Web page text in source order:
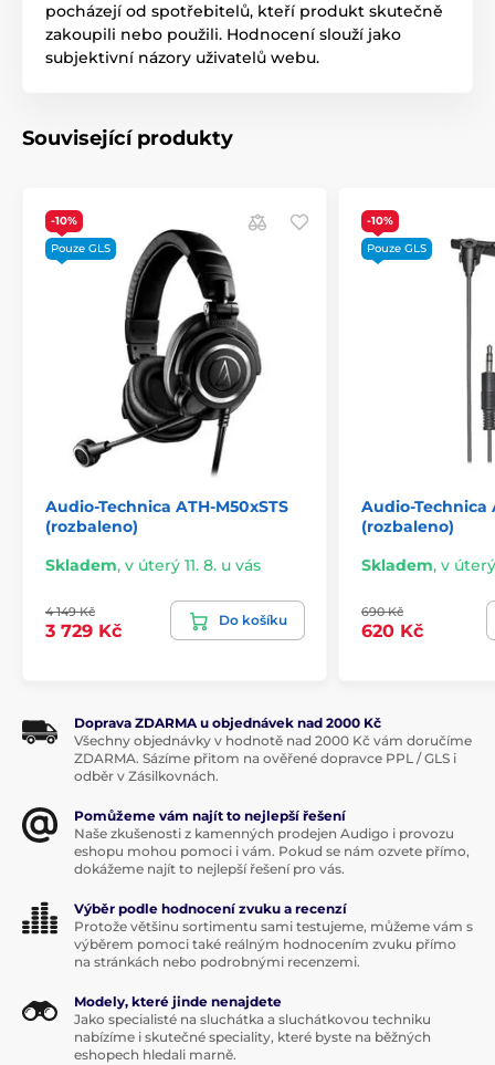
pocházejí od spotřebitelů, kteří produkt skutečně
zakoupili nebo použili. Hodnocení slouží jako
subjektivní názory uživatelů webu.
Související produkty
-10%
Pouze GLS
Audio-Technica ATH-M50xSTS
(rozbaleno)
Skladem, v úterý 11. 8. u vás
4 149 Kč
3 729 Kč
Do košíku
-10%
Pouze GLS
Audio-Technica
(rozbaleno)
Skladem, v úterý
690 Kč
620 Kč
Doprava ZDARMA u objednávek nad 2000 Kč
Všechny objednávky v hodnotě nad 2000 Kč vám doručíme
ZDARMA. Sázíme přitom na ověřené dopravce PPL / GLS i
odběr v Zásilkovnách.
Pomůžeme vám najít to nejlepší řešení
Naše zkušenosti z kamenných prodejen Audigo i provozu
eshopu mohou pomoci i vám. Pokud se nám ozvete přímo,
dokážeme najít to nejlepší řešení pro vás.
Výběr podle hodnocení zvuku a recenzí
Protože většinu sortimentu sami testujeme, můžeme vám s
výběrem pomoci také reálným hodnocením zvuku přímo
na stránkách nebo podrobnými recenzemi.
Modely, které jinde nenajdete
Jako specialisté na sluchátka a sluchátkovou techniku
nabízíme i skutečné speciality, které byste na běžných
eshopech hledali marně.